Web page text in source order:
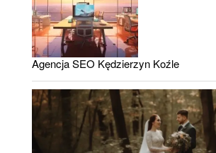
Agencja SEO Kędzierzyn Koźle